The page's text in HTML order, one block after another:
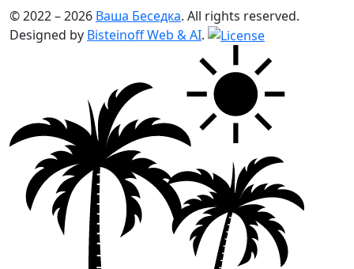
© 2022 – 2026 Ваша Беседка. All rights reserved.
Designed by Bisteinoff Web & AI.